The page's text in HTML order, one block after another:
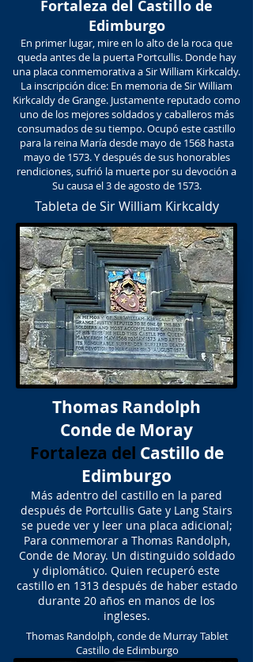
Fortaleza del Castillo de
Edimburgo
En primer lugar, mire en lo alto de la roca que
queda antes de la puerta Portcullis. Donde hay
una placa conmemorativa a Sir William Kirkcaldy.
La inscripción dice: En memoria de Sir William
Kirkcaldy de Grange. Justamente reputado como
uno de los mejores soldados y caballeros más
consumados de su tiempo. Ocupó este castillo
para la reina María desde mayo de 1568 hasta
mayo de 1573. Y después de sus honorables
rendiciones, sufrió la muerte por su devoción a
Su causa el 3 de agosto de 1573.
Tableta de Sir William Kirkcaldy
Thomas Randolph
Conde de Moray
Fortaleza del Castillo de
Edimburgo
Más adentro del castillo en la pared
después de Portcullis Gate y Lang Stairs
se puede ver y leer una placa adicional;
Para conmemorar a Thomas Randolph,
Conde de Moray. Un distinguido soldado
y diplomático. Quien recuperó este
castillo en 1313 después de haber estado
durante 20 años en manos de los
ingleses.
Thomas Randolph, conde de Murray Tablet
Castillo de Edimburgo